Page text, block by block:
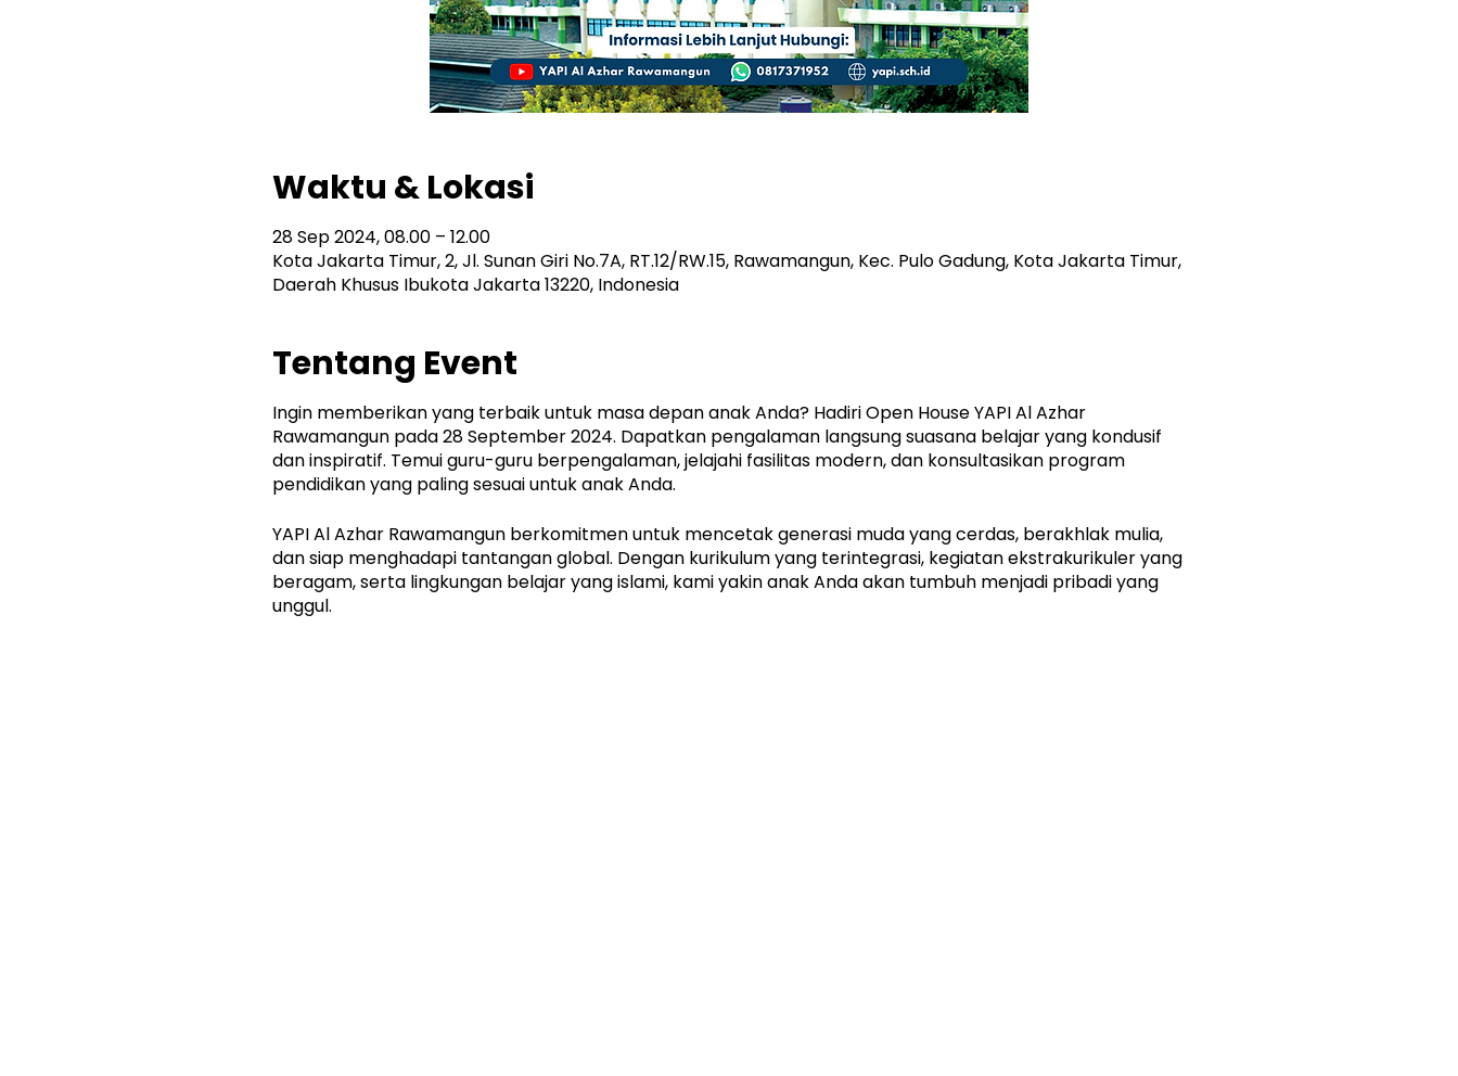
Waktu & Lokasi
28 Sep 2024, 08.00 – 12.00
Kota Jakarta Timur, 2, Jl. Sunan Giri No.7A, RT.12/RW.15, Rawamangun, Kec. Pulo Gadung, Kota Jakarta Timur,
Daerah Khusus Ibukota Jakarta 13220, Indonesia
Tentang Event
Ingin memberikan yang terbaik untuk masa depan anak Anda? Hadiri Open House YAPI Al Azhar
Rawamangun pada 28 September 2024. Dapatkan pengalaman langsung suasana belajar yang kondusif
dan inspiratif. Temui guru-guru berpengalaman, jelajahi fasilitas modern, dan konsultasikan program
pendidikan yang paling sesuai untuk anak Anda.
YAPI Al Azhar Rawamangun berkomitmen untuk mencetak generasi muda yang cerdas, berakhlak mulia,
dan siap menghadapi tantangan global. Dengan kurikulum yang terintegrasi, kegiatan ekstrakurikuler yang
beragam, serta lingkungan belajar yang islami, kami yakin anak Anda akan tumbuh menjadi pribadi yang
unggul.